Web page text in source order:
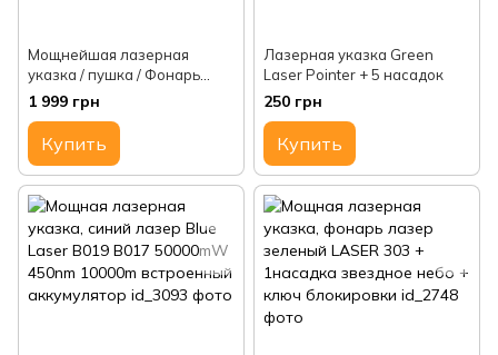
Мощнейшая лазерная
указка / пушка / Фонарь
лазер синий YX-B015, 5
насадок
1 999 грн
Купить
Лазерная указка Green
Laser Pointer + 5 насадок
250 грн
Купить